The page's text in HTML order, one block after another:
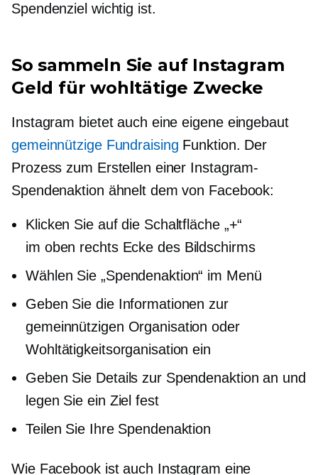
Spendenziel wichtig ist.
So sammeln Sie auf Instagram
Geld für wohltätige Zwecke
Instagram bietet auch eine eigene eingebaut
gemeinnützige Fundraising Funktion. Der
Prozess zum Erstellen einer Instagram-
Spendenaktion ähnelt dem von Facebook:
Klicken Sie auf die Schaltfläche „+“
im oben rechtsEcke des Bildschirms
Wählen Sie „Spendenaktion“ im Menü
Geben Sie die Informationen zur
gemeinnützigen Organisation oder
Wohltätigkeitsorganisation ein
Geben Sie Details zur Spendenaktion an und
legen Sie ein Ziel fest
Teilen Sie Ihre Spendenaktion
Wie Facebook ist auch Instagram eine